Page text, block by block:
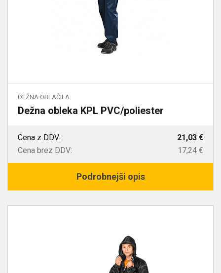
DEŽNA OBLAČILA
Dežna obleka KPL PVC/poliester
Cena z DDV:
21,03 €
Cena brez DDV:
17,24 €
Podrobnejši opis